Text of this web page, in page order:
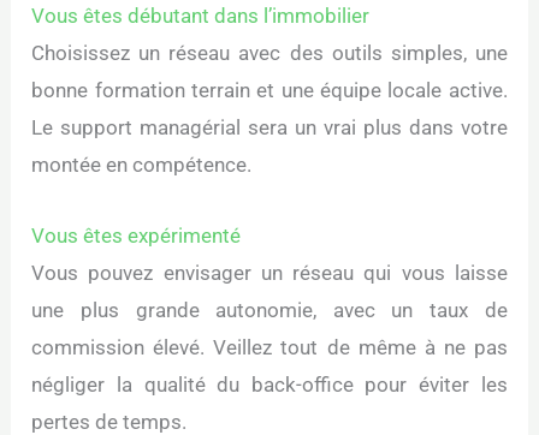
Vous êtes débutant dans l’immobilier
Choisissez un réseau avec des outils simples, une
bonne formation terrain et une équipe locale active.
Le support managérial sera un vrai plus dans votre
montée en compétence.
Vous êtes expérimenté
Vous pouvez envisager un réseau qui vous laisse
une plus grande autonomie, avec un taux de
commission élevé. Veillez tout de même à ne pas
négliger la qualité du back-office pour éviter les
pertes de temps.